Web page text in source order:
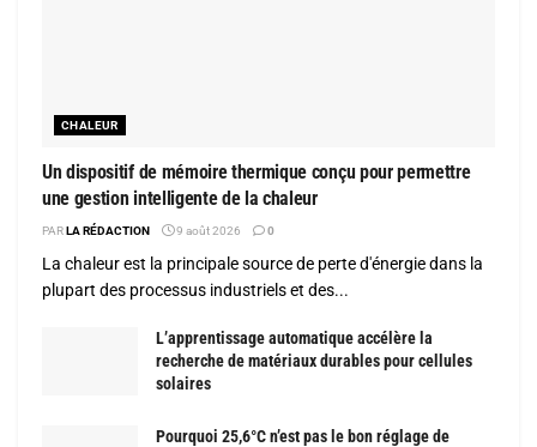
CHALEUR
Un dispositif de mémoire thermique conçu pour permettre
une gestion intelligente de la chaleur
PARLA RÉDACTION 9 août 2026 0
La chaleur est la principale source de perte d'énergie dans la
plupart des processus industriels et des...
L’apprentissage automatique accélère la
recherche de matériaux durables pour cellules
solaires
Pourquoi 25,6°C n’est pas le bon réglage de